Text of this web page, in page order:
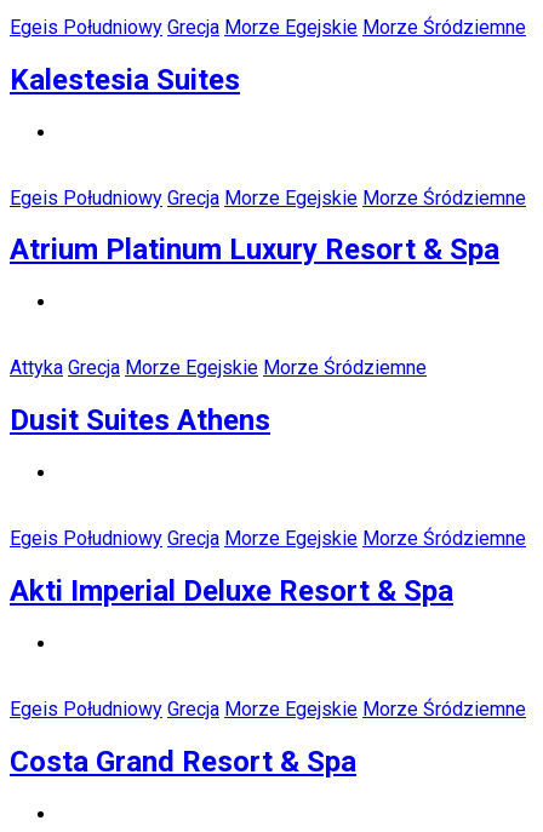
Egeis Południowy Grecja Morze Egejskie Morze Śródziemne
Kalestesia Suites
Egeis Południowy Grecja Morze Egejskie Morze Śródziemne
Atrium Platinum Luxury Resort & Spa
Attyka Grecja Morze Egejskie Morze Śródziemne
Dusit Suites Athens
Egeis Południowy Grecja Morze Egejskie Morze Śródziemne
Akti Imperial Deluxe Resort & Spa
Egeis Południowy Grecja Morze Egejskie Morze Śródziemne
Costa Grand Resort & Spa